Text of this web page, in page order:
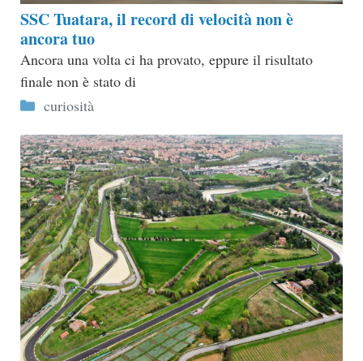
SSC Tuatara, il record di velocità non è
ancora tuo
Ancora una volta ci ha provato, eppure il risultato
finale non è stato di
Categorie
curiosità